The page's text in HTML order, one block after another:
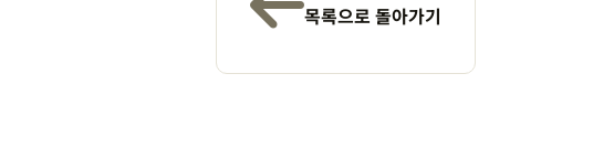
목록으로 돌아가기